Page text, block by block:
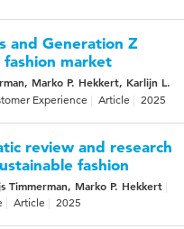
and Generation Z
fashion market
Marko P. Hekkert, Karlijn L.
Experience Article 2025
review and research
fashion
Timmerman, Marko P. Hekkert
Article 2025